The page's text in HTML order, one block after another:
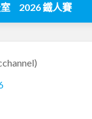
2026 鐵人賽